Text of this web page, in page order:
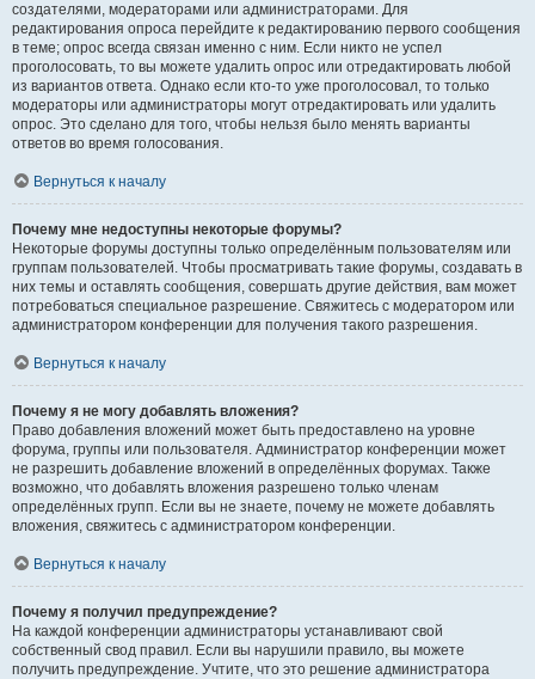
создателями, модераторами или администраторами. Для
редактирования опроса перейдите к редактированию первого сообщения
в теме; опрос всегда связан именно с ним. Если никто не успел
проголосовать, то вы можете удалить опрос или отредактировать любой
из вариантов ответа. Однако если кто-то уже проголосовал, то только
модераторы или администраторы могут отредактировать или удалить
опрос. Это сделано для того, чтобы нельзя было менять варианты
ответов во время голосования.
Вернуться к началу
Почему мне недоступны некоторые форумы?
Некоторые форумы доступны только определённым пользователям или
группам пользователей. Чтобы просматривать такие форумы, создавать в
них темы и оставлять сообщения, совершать другие действия, вам может
потребоваться специальное разрешение. Свяжитесь с модератором или
администратором конференции для получения такого разрешения.
Вернуться к началу
Почему я не могу добавлять вложения?
Право добавления вложений может быть предоставлено на уровне
форума, группы или пользователя. Администратор конференции может
не разрешить добавление вложений в определённых форумах. Также
возможно, что добавлять вложения разрешено только членам
определённых групп. Если вы не знаете, почему не можете добавлять
вложения, свяжитесь с администратором конференции.
Вернуться к началу
Почему я получил предупреждение?
На каждой конференции администраторы устанавливают свой
собственный свод правил. Если вы нарушили правило, вы можете
получить предупреждение. Учтите, что это решение администратора